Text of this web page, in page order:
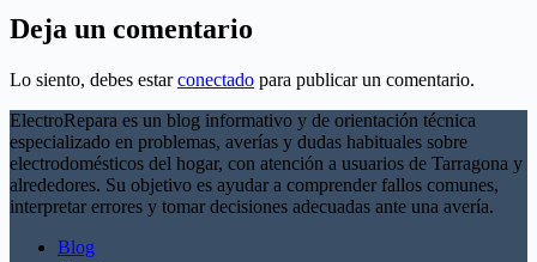
Deja un comentario
Lo siento, debes estarconectado para publicar un comentario.
ElectroRepara es un blog informativo y de orientación técnica
especializado en problemas, averías y dudas habituales sobre
electrodomésticos del hogar, con atención a usuarios de Tarragona y
alrededores. Su objetivo es ayudar a comprender fallos comunes,
interpretar errores y tomar decisiones adecuadas ante una avería.
Blog